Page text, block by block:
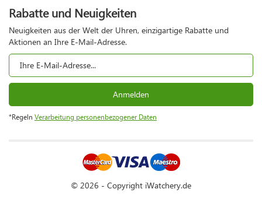
Rabatte und Neuigkeiten
Neuigkeiten aus der Welt der Uhren, einzigartige Rabatte und
Aktionen an Ihre E-Mail-Adresse.
Anmelden
*Regeln Verarbeitung personenbezogener Daten
© 2026 - Copyright iWatchery.de